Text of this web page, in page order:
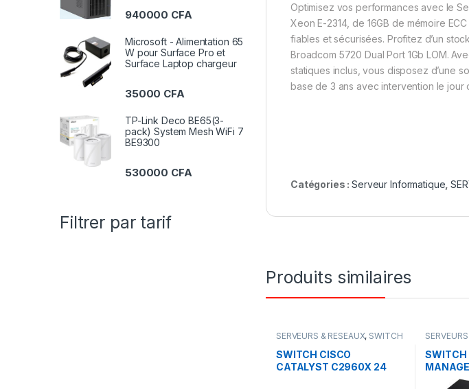
Optimisez vos performances avec le
Xeon E-2314, de 16GB de mémoire
fiables et sécurisées. Profitez d’un
Broadcom 5720 Dual Port 1Gb LOM.
statiques inclus, vous disposez d’une
base de 3 ans avec intervention le jour
Catégories :Serveur Informatique ,
Produits similaires
SERVEURS & RESEAUX, SWITCH
SWITCH CISCO
CATALYST C2960X 24
SWITCH
48ports
940000 CFA
Microsoft - Alimentation 65
W pour Surface Pro et
Surface Laptop chargeur
35000 CFA
TP-Link Deco BE65(3-
pack) System Mesh WiFi 7
BE9300
530000 CFA
Filtrer par tarif